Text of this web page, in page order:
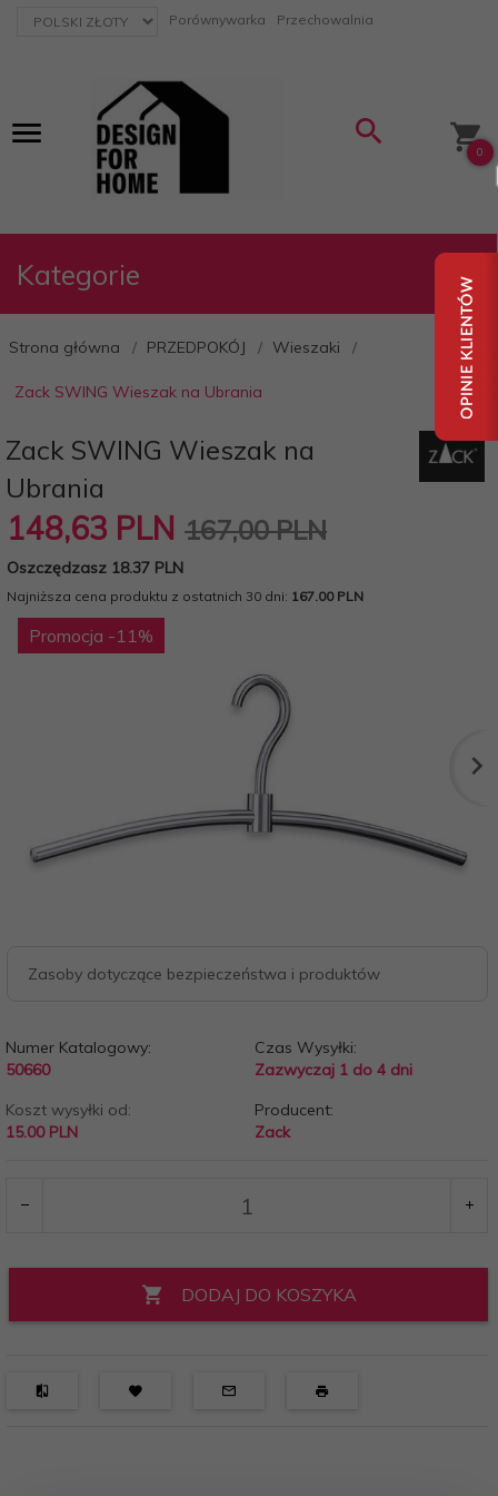
currency_h Porównywarka Przechowalnia
0
Kategorie
Strona główna PRZEDPOKÓJ Wieszaki
Zack SWING Wieszak na Ubrania
Zack SWING Wieszak na
Ubrania
148,63 PLN 167,00 PLN
Oszczędzasz 18.37 PLN
Najniższa cena produktu z ostatnich 30 dni: 167.00 PLN
Promocja -11%
Zasoby dotyczące bezpieczeństwa i produktów
Numer Katalogowy:
50660
Czas Wysyłki:
Zazwyczaj 1 do 4 dni
Koszt wysyłki od:
15.00 PLN
Producent:
Zack
DODAJ DO KOSZYKA